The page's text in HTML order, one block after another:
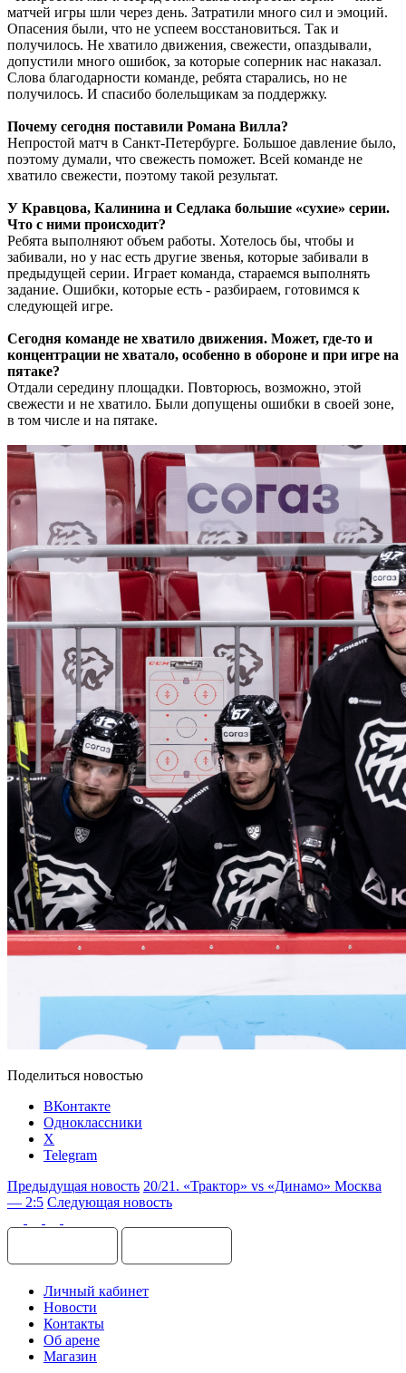
матчей игры шли через день. Затратили много сил и эмоций.
Опасения были, что не успеем восстановиться. Так и
получилось. Не хватило движения, свежести, опаздывали,
допустили много ошибок, за которые соперник нас наказал.
Слова благодарности команде, ребята старались, но не
получилось. И спасибо болельщикам за поддержку.
Почему сегодня поставили Романа Вилла?
Непростой матч в Санкт-Петербурге. Большое давление было,
поэтому думали, что свежесть поможет. Всей команде не
хватило свежести, поэтому такой результат.
У Кравцова, Калинина и Седлака большие «сухие» серии.
Что с ними происходит?
Ребята выполняют объем работы. Хотелось бы, чтобы и
забивали, но у нас есть другие звенья, которые забивали в
предыдущей серии. Играет команда, стараемся выполнять
задание. Ошибки, которые есть - разбираем, готовимся к
следующей игре.
Сегодня команде не хватило движения. Может, где-то и
концентрации не хватало, особенно в обороне и при игре на
пятаке?
Отдали середину площадки. Повторюсь, возможно, этой
свежести и не хватило. Были допущены ошибки в своей зоне,
в том числе и на пятаке.
Поделиться новостью
ВКонтакте
Одноклассники
X
Telegram
Предыдущая новость 20/21. «Трактор» vs «Динамо» Москва
— 2:5 Следующая новость
Личный кабинет
Новости
Контакты
Об арене
Магазин